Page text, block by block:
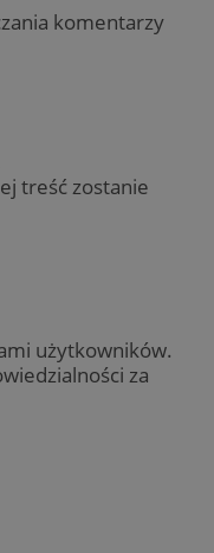
komentarzy
treść zostanie
użytkowników.
za